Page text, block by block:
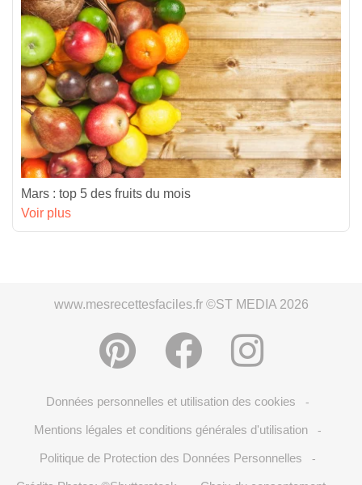
Mars : top 5 des fruits du mois
Voir plus
www.mesrecettesfaciles.fr ©ST MEDIA 2026
Données personnelles et utilisation des cookies -
Mentions légales et conditions générales d'utilisation -
Politique de Protection des Données Personnelles -